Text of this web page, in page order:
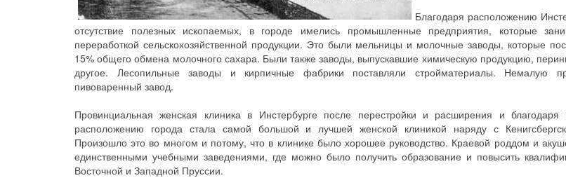
Благодаря расположению
отсутствие полезных ископаемых, в городе имелись промышленные предприятия, которые
переработкой сельскохозяйственной продукции. Это были мельницы и молочные заводы, которые
15% общего обмена молочного сахара. Были также заводы, выпускавшие химическую продукцию,
другое. Лесопильные заводы и кирпичные фабрики поставляли стройматериалы. Немалую
пивоваренный завод.
Провинциальная женская клиника в Инстербурге после перестройки и расширения и
расположению города стала самой большой и лучшей женской клиникой наряду с
Произошло это во многом и потому, что в клинике было хорошее руководство. Краевой роддом и
единственными учебными заведениями, где можно было получить образование и повысить
Восточной и Западной Пруссии.